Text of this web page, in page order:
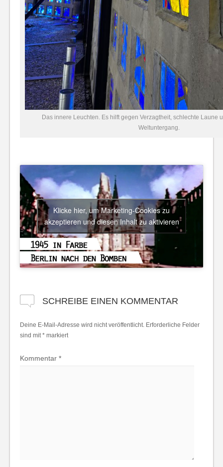
Das innere Leuchten. Es hilft gegen Verzagtheit, schlechte Laune
Weltuntergang.
Klicke hier, um Marketing-Cookies zu
akzeptieren und diesen Inhalt zu aktivieren
SCHREIBE EINEN KOMMENTAR
Deine E-Mail-Adresse wird nicht veröffentlicht. Erforderliche Felder
sind mit * markiert
Kommentar *